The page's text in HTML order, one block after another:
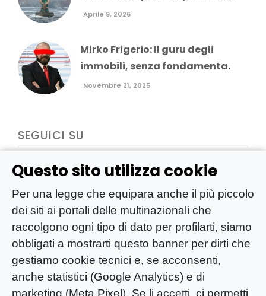
Questo sito utilizza cookie
Per una legge che equipara anche il più piccolo
dei siti ai portali delle multinazionali che
raccolgono ogni tipo di dato per profilarti, siamo
obbligati a mostrarti questo banner per dirti che
gestiamo cookie tecnici e, se acconsenti,
anche statistici (Google Analytics) e di
marketing (Meta Pixel). Se li accetti, ci permetti
Aprile 9, 2026
Mirko Frigerio: Il guru degli
immobili, senza fondamenta.
Novembre 21, 2025
SEGUICI SU